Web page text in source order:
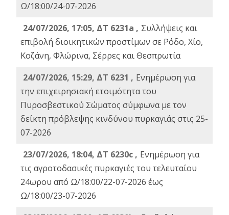
Ω/18:00/24-07-2026
24/07/2026, 17:05, ΔΤ 6231a , Συλλήψεις και
επιβολή διοικητικών προστίμων σε Ρόδο, Χίο,
Κοζάνη, Φλώρινα, Σέρρες και Θεσπρωτία
24/07/2026, 15:29, ΔΤ 6231 , Ενημέρωση για
την επιχειρησιακή ετοιμότητα του
Πυροσβεστικού Σώματος σύμφωνα με τον
δείκτη πρόβλεψης κινδύνου πυρκαγιάς στις 25-
07-2026
23/07/2026, 18:04, ΔΤ 6230c , Ενημέρωση για
τις αγροτοδασικές πυρκαγιές του τελευταίου
24ωρου από Ω/18:00/22-07-2026 έως
Ω/18:00/23-07-2026